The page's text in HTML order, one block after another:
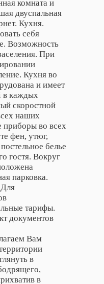
комната и
двуспальная
Кухня.
себя
Возможность
При
Кухня во
и имеет
в каждых
скоростной
наших
приборы во всех
фен, утюг,
белье
гостя. Вокруг
парковка.
Для
тарифы.
документов
Вам
в
в